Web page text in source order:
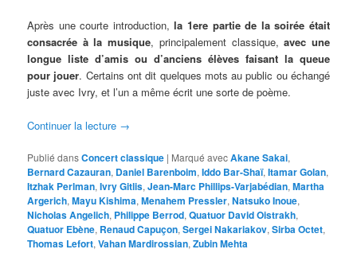
Après une courte introduction,la 1ere partie de la soirée était
consacrée à la musique, principalement classique,avec une
longue liste d’amis ou d’anciens élèves faisant la queue
pour jouer. Certains ont dit quelques mots au public ou échangé
juste avec Ivry, et l’un a même écrit une sorte de poème.
Continuer la lecture →
Publié dansConcert classique | Marqué avecAkane Sakai,
Bernard Cazauran, Daniel Barenboim,Iddo Bar-Shaï,Itamar Golan,
Itzhak Perlman,Ivry Gitlis,Jean-Marc Phillips-Varjabédian,Martha
Argerich,Mayu Kishima,Menahem Pressler,Natsuko Inoue,
Nicholas Angelich, Philippe Berrod,Quatuor David Oistrakh,
Quatuor Ebène, Renaud Capuçon,Sergei Nakariakov,Sirba Octet,
Thomas Lefort,Vahan Mardirossian,Zubin Mehta